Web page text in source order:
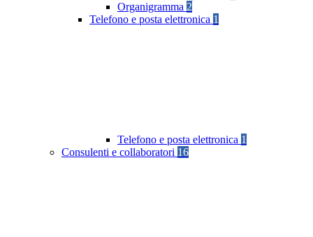
Organigramma 2
Telefono e posta elettronica 1
Telefono e posta elettronica 1
Consulenti e collaboratori 16